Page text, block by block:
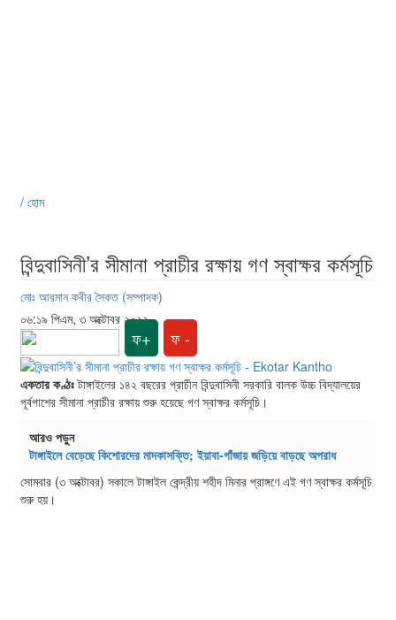
/ হোম
বিন্দুবাসিনী’র সীমানা প্রাচীর রক্ষায় গণ স্বাক্ষর কর্মসূচি
মোঃ আরমান কবীর সৈকত (সম্পাদক)
০৬:১৯ পিএম, ৩ অক্টোবর ২০২২
ফ+ ফ -
একতার কণ্ঠঃটাঙ্গাইলের ১৪২ বছরের প্রাচীন বিন্দুবাসিনী সরকারি বালক উচ্চ বিদ্যালয়ের
পূর্বপাশের সীমানা প্রাচীর রক্ষায় শুরু হয়েছে গণ স্বাক্ষর কর্মসূচি।
আরও পড়ুন
টাঙ্গাইলে বেড়েছে কিশোরদের মাদকাসক্তি; ইয়াবা-গাঁজায় জড়িয়ে বাড়ছে অপরাধ
সোমবার (৩ অক্টোবর) সকালে টাঙ্গাইল কেন্দ্রীয় শহীদ মিনার প্রাঙ্গণে এই গণ স্বাক্ষর কর্মসূচি
শুরু হয়।